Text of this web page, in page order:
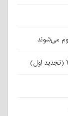
می‌شوند